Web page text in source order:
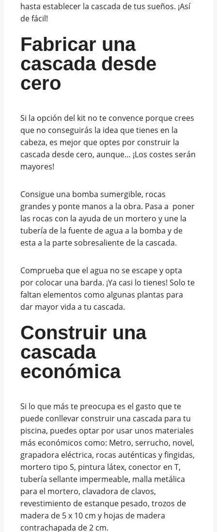
hasta establecer la cascada de tus sueños. ¡Así
de fácil!
Fabricar una
cascada desde
cero
Si la opción del kit no te convence porque crees
que no conseguirás la idea que tienes en la
cabeza, es mejor que optes por construir la
cascada desde cero, aunque… ¡Los costes serán
mayores!
Consigue una bomba sumergible, rocas
grandes y ponte manos a la obra. Pasa a poner
las rocas con la ayuda de un mortero y une la
tubería de la fuente de agua a la bomba y de
esta a la parte sobresaliente de la cascada.
Comprueba que el agua no se escape y opta
por colocar una barda. ¡Ya casi lo tienes! Solo te
faltan elementos como algunas plantas para
dar mayor vida a tu cascada.
Construir una
cascada
económica
Si lo que más te preocupa es el gasto que te
puede conllevar construir una cascada para tu
piscina, puedes optar por usar unos materiales
más económicos como: Metro, serrucho, novel,
grapadora eléctrica, rocas auténticas y fingidas,
mortero tipo S, pintura látex, conector en T,
tubería sellante impermeable, malla metálica
para el mortero, clavadora de clavos,
revestimiento de estanque pesado, trozos de
madera de 5 x 10 cm y hojas de madera
contrachapada de 2 cm.